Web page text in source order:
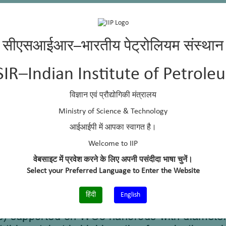
सीएसआईआर–भारतीय पेट्रोलियम संस्थान
Institute of
विज्ञान एवं प्रौद्योगिकी मंत्रालय
Ministry of Science & Technology
आईआईपी में आपका स्वागत है।
Welcome to IIP
वेबसाइट में प्रवेश करने के लिए अपनी पसंदीदा भाषा चुनें।
Select your Preferred Language to Enter the Website
हिंदी English